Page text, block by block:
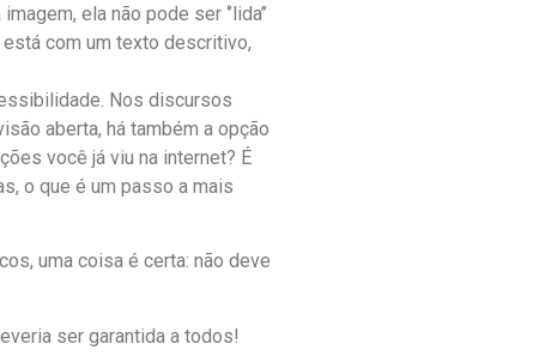
ela não pode ser ‘’lida’’
com um texto descritivo,
Nos discursos
aberta, há também a opção
você já viu na internet? É
o que é um passo a mais
uma coisa é certa: não deve
ser garantida a todos!